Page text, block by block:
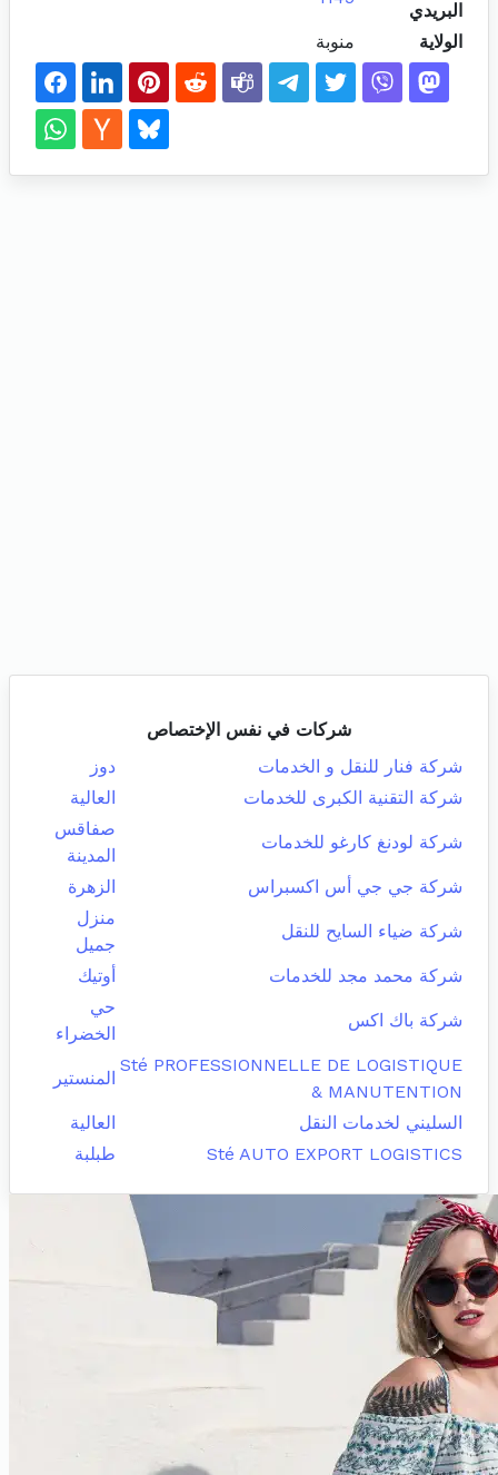
البريدي
الولاية منوبة
شركات في نفس الإختصاص
شركة فنار للنقل و الخدمات
دوز
شركة التقنية الكبرى للخدمات
العالية
شركة لودنغ كارغو للخدمات
صفاقس
المدينة
شركة جي جي أس اكسبراس
الزهرة
شركة ضياء السايح للنقل
منزل
جميل
شركة محمد مجد للخدمات
أوتيك
شركة باك اكس
حي
الخضراء
Sté PROFESSIONNELLE DE LOGISTIQUE
& MANUTENTION
المنستير
السليني لخدمات النقل
العالية
Sté AUTO EXPORT LOGISTICS
طبلبة